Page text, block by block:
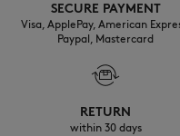
SECURE PAYMENT
Visa, ApplePay, American
Paypal, Mastercard
RETURN
within 30 days